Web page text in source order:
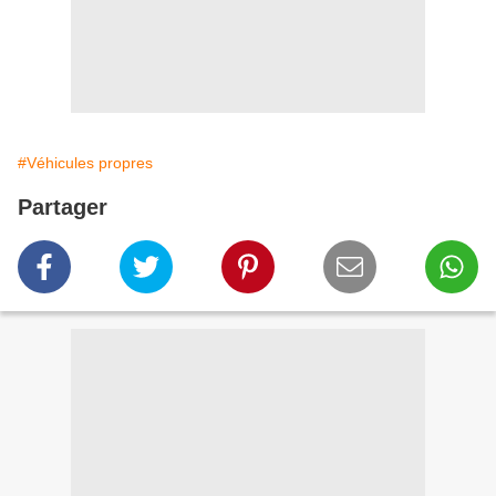
#Véhicules propres
Partager